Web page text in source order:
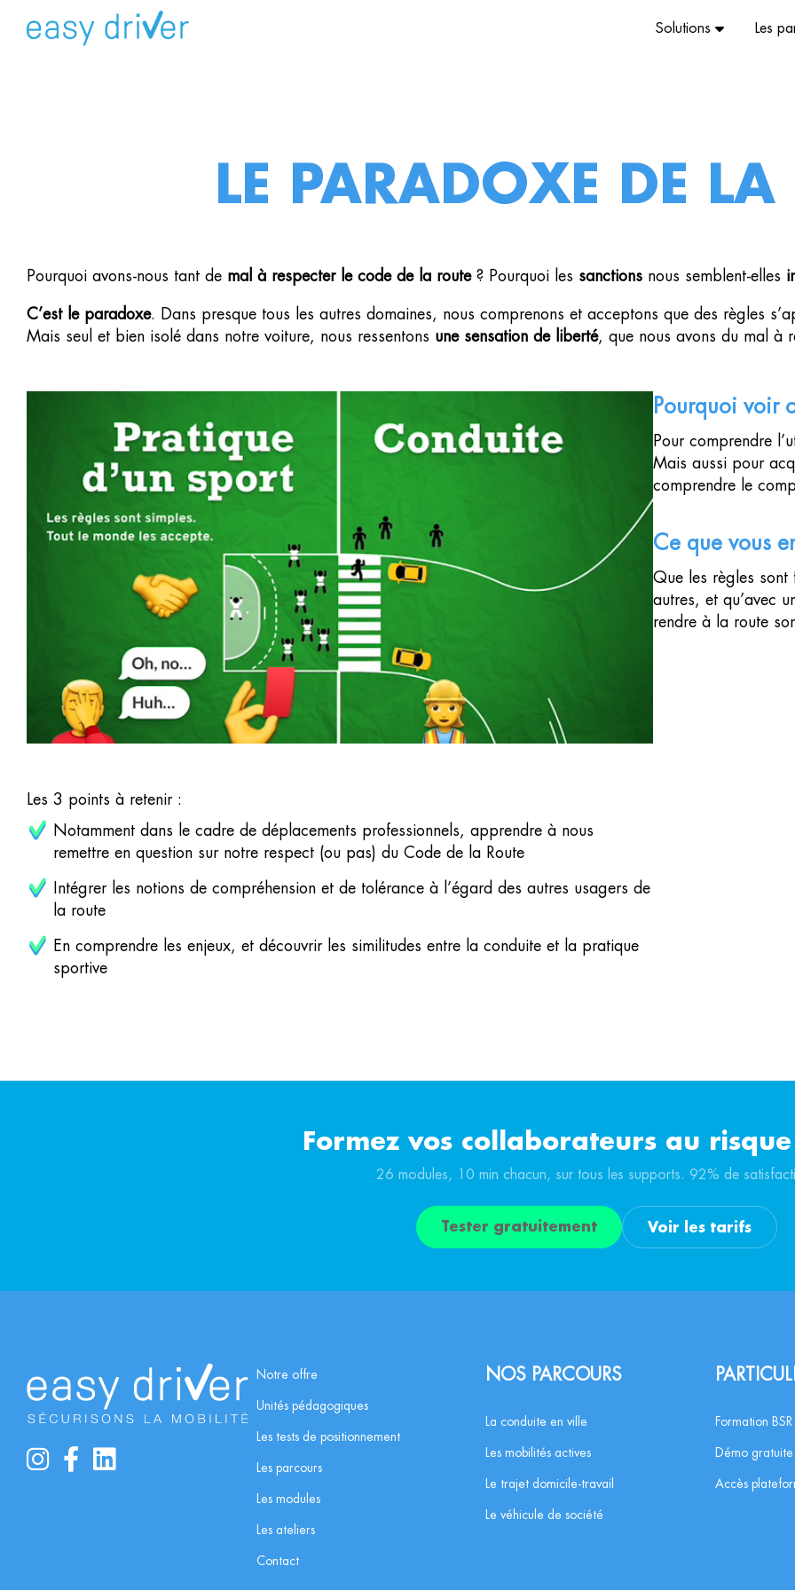
Solutions Les
Le
LE PARADOXE DE LA
Pourquoi avons-nous tant de mal à respecter le code de la route? Pourquoi les sanctions nous semblent-elles
C’est le paradoxe. Dans presque tous les autres domaines, nous comprenons et acceptons que des règles
Mais seul et bien isolé dans notre voiture, nous ressentons une sensation de liberté, que nous avons du mal à
Les 3 points à retenir :
Notamment dans le cadre de déplacements professionnels, apprendre à nous
remettre en question sur notre respect (ou pas) du Code de la Route
Intégrer les notions de compréhension et de tolérance à l’égard des autres usagers de
la route
En comprendre les enjeux, et découvrir les similitudes entre la conduite et la pratique
sportive
Pourquoi voir
Pour comprendre
Mais aussi pour
comprendre le
Ce que vous
Que les règles sont
autres, et qu’avec
rendre à la route
Formez vos collaborateurs au
26 modules, 10 min chacun, sur tous les supports. 92% de
Tester gratuitement Voir les tarifs
Notre offre
Unités pédagogiques
Les tests de positionnement
Les parcours
Les modules
Les ateliers
Contact
NOS PARCOURS
La conduite en ville
Les mobilités actives
Le trajet domicile-travail
Le véhicule de société
Formation BSR
Démo gratuite
Accès